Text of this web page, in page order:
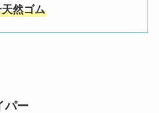
然ゴム
パー